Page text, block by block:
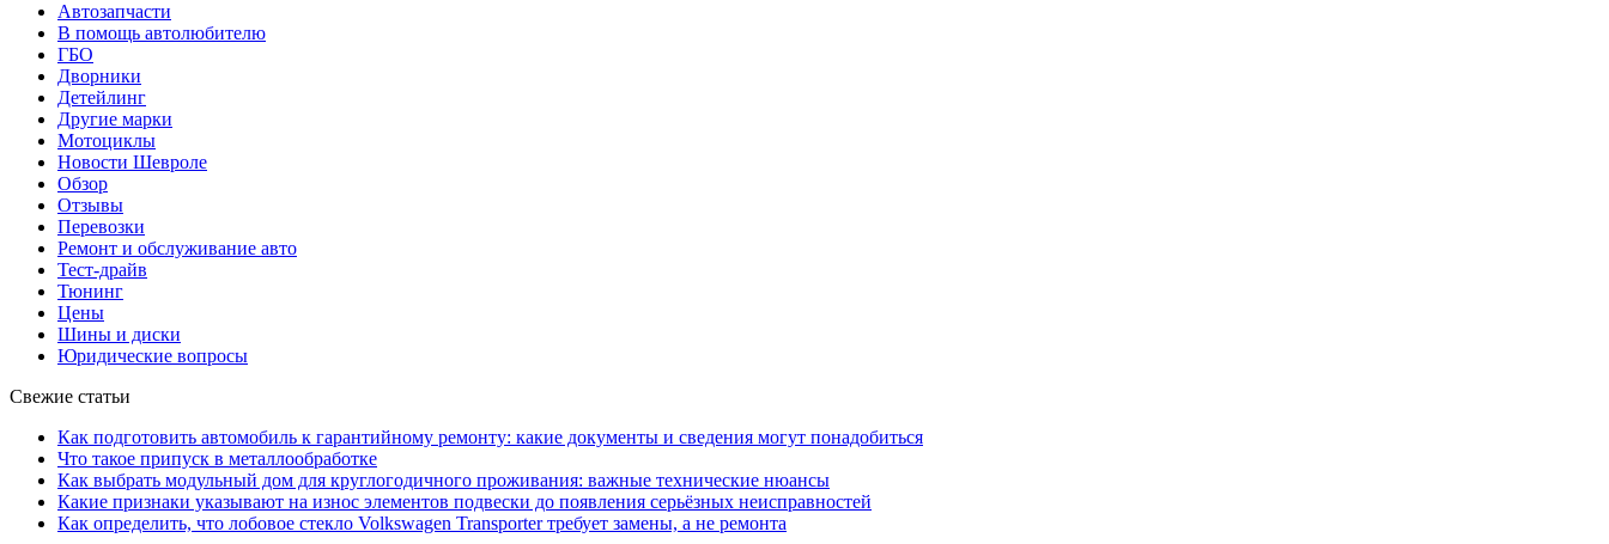
Автозапчасти
В помощь автолюбителю
ГБО
Дворники
Детейлинг
Другие марки
Мотоциклы
Новости Шевроле
Обзор
Отзывы
Перевозки
Ремонт и обслуживание авто
Тест-драйв
Тюнинг
Цены
Шины и диски
Юридические вопросы
Свежие статьи
Как подготовить автомобиль к гарантийному ремонту: какие документы и сведения могут понадобиться
Что такое припуск в металлообработке
Как выбрать модульный дом для круглогодичного проживания: важные технические нюансы
Какие признаки указывают на износ элементов подвески до появления серьёзных неисправностей
Как определить, что лобовое стекло Volkswagen Transporter требует замены, а не ремонта